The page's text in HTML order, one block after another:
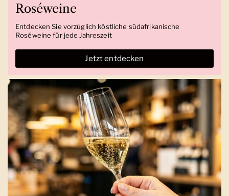
Roséweine
Entdecken Sie vorzüglich köstliche südafrikanische
Roséweine für jede Jahreszeit
Jetzt entdecken